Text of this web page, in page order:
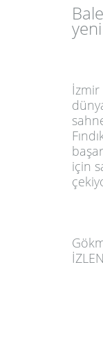
İzmir
için